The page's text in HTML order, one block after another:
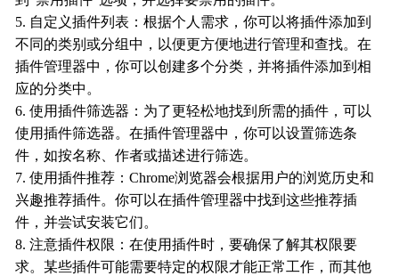
5. 自定义插件列表：根据个人需求，你可以将插件添加到
不同的类别或分组中，以便更方便地进行管理和查找。在
插件管理器中，你可以创建多个分类，并将插件添加到相
应的分类中。
6. 使用插件筛选器：为了更轻松地找到所需的插件，可以
使用插件筛选器。在插件管理器中，你可以设置筛选条
件，如按名称、作者或描述进行筛选。
7. 使用插件推荐：Chrome浏览器会根据用户的浏览历史和
兴趣推荐插件。你可以在插件管理器中找到这些推荐插
件，并尝试安装它们。
8. 注意插件权限：在使用插件时，要确保了解其权限要
求。某些插件可能需要特定的权限才能正常工作，而其他